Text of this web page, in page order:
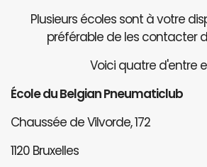
Plusieurs écoles sont à votre
préférable de les contacter
Voici quatre d'entre
École du Belgian Pneumaticlub
Chaussée de Vilvorde, 172
1120 Bruxelles